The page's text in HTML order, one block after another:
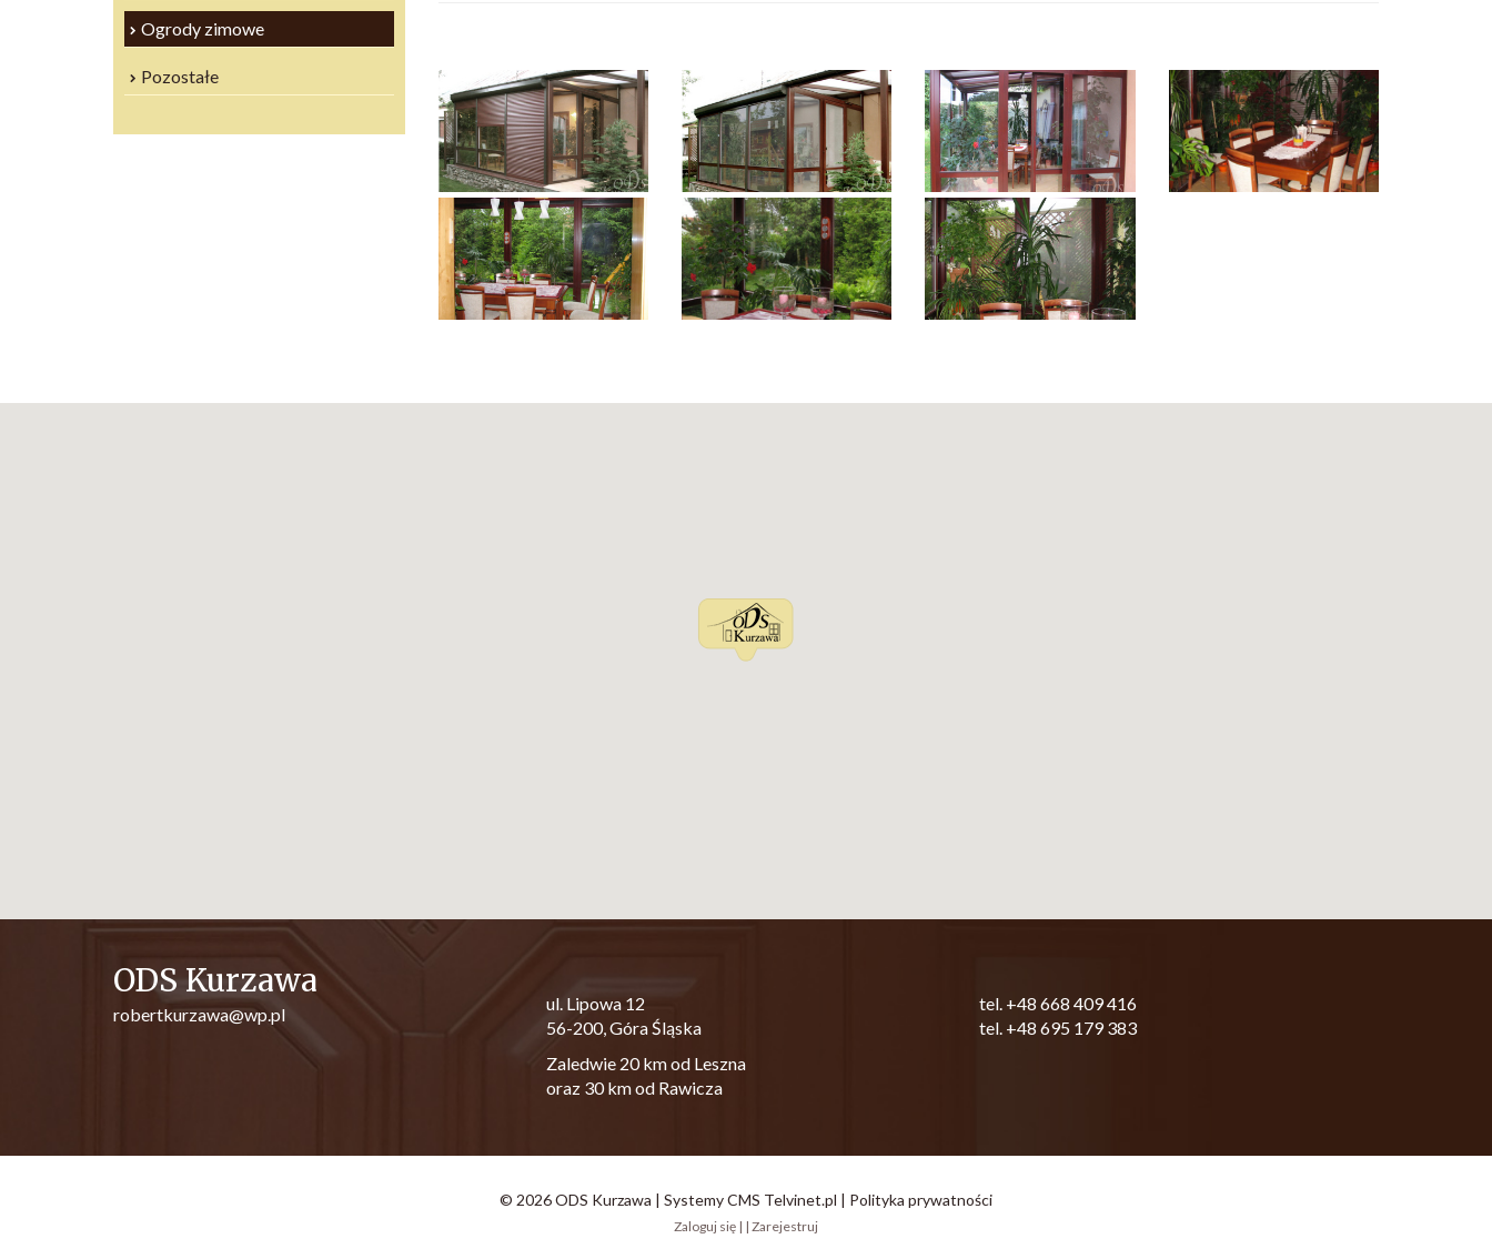
Ogrody zimowe
Pozostałe
ODS Kurzawa
robertkurzawa@wp.pl
ul. Lipowa 12
56-200, Góra Śląska
Zaledwie 20 km od Leszna
oraz 30 km od Rawicza
tel. +48 668 409 416
tel. +48 695 179 383
© 2026 ODS Kurzawa | Systemy CMS Telvinet.pl | Polityka prywatności
Zaloguj się | | Zarejestruj